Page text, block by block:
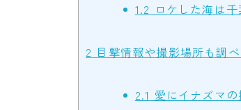
1.2 ロケした海は
2 目撃情報や撮影場所も調
2.1 愛にイナズマ